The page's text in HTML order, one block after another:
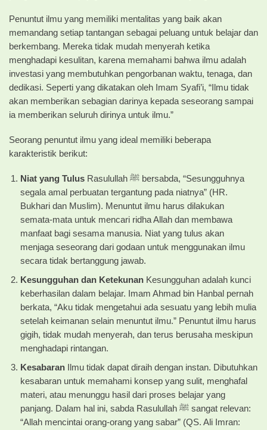
Penuntut ilmu yang memiliki mentalitas yang baik akan
memandang setiap tantangan sebagai peluang untuk belajar dan
berkembang. Mereka tidak mudah menyerah ketika
menghadapi kesulitan, karena memahami bahwa ilmu adalah
investasi yang membutuhkan pengorbanan waktu, tenaga, dan
dedikasi. Seperti yang dikatakan oleh Imam Syafi’i, “Ilmu tidak
akan memberikan sebagian darinya kepada seseorang sampai
ia memberikan seluruh dirinya untuk ilmu.”
Seorang penuntut ilmu yang ideal memiliki beberapa
karakteristik berikut:
Niat yang TulusRasulullah ﷺ bersabda, “Sesungguhnya
segala amal perbuatan tergantung pada niatnya” (HR.
Bukhari dan Muslim). Menuntut ilmu harus dilakukan
semata-mata untuk mencari ridha Allah dan membawa
manfaat bagi sesama manusia. Niat yang tulus akan
menjaga seseorang dari godaan untuk menggunakan ilmu
secara tidak bertanggung jawab.
Kesungguhan dan KetekunanKesungguhan adalah kunci
keberhasilan dalam belajar. Imam Ahmad bin Hanbal pernah
berkata, “Aku tidak mengetahui ada sesuatu yang lebih mulia
setelah keimanan selain menuntut ilmu.” Penuntut ilmu harus
gigih, tidak mudah menyerah, dan terus berusaha meskipun
menghadapi rintangan.
KesabaranIlmu tidak dapat diraih dengan instan. Dibutuhkan
kesabaran untuk memahami konsep yang sulit, menghafal
materi, atau menunggu hasil dari proses belajar yang
panjang. Dalam hal ini, sabda Rasulullah ﷺ sangat relevan:
“Allah mencintai orang-orang yang sabar” (QS. Ali Imran: